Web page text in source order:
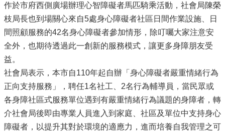
作於市府西側廣場辦理心智障礙者馬匹騎乘活動，社會局陳榮
枝局長也到場關心來自5處身心障礙者社區日間作業設施、日
間照顧服務的42名身心障礙者參加情形，除叮囑大家注意安
全外，也期待透過此一創新的服務模式，讓更多身障朋友受
益。
社會局表示，本市自110年起自辦「身心障礙者嚴重情緒行為
正向支持服務」，聘任1名社工、2名行為輔導員，當民眾或
各身障社區式服務單位遇到有嚴重情緒行為議題的身障者，轉
介社會局後即由專業人員進入到家庭、社區及單位中支持身心
障礙者，以提升其對於環境的適應力，進而培養自我管理之可